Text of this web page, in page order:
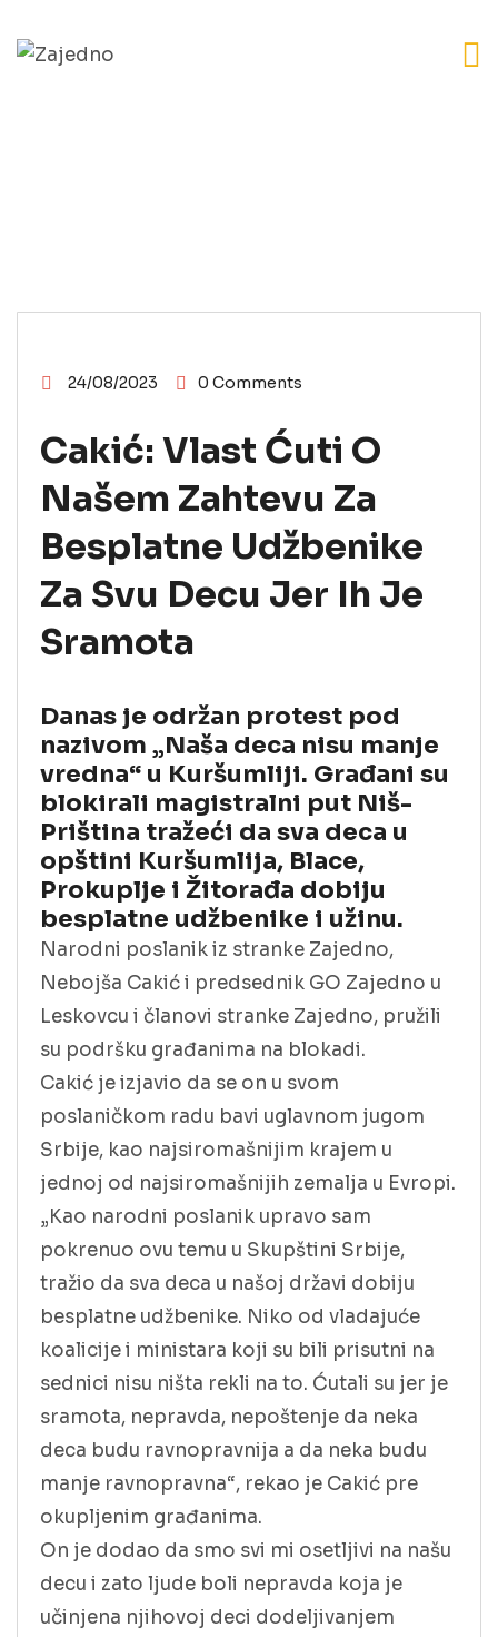
24/08/2023 0 Comments
Cakić: Vlast Ćuti O
Našem Zahtevu Za
Besplatne Udžbenike
Za Svu Decu Jer Ih Je
Sramota
Danas je održan protest pod
nazivom „Naša deca nisu manje
vredna“ u Kuršumliji. Građani su
blokirali magistralni put Niš-
Priština tražeći da sva deca u
opštini Kuršumlija, Blace,
Prokuplje i Žitorađa dobiju
besplatne udžbenike i užinu.
Narodni poslanik iz stranke Zajedno,
Nebojša Cakić i predsednik GO Zajedno u
Leskovcu i članovi stranke Zajedno, pružili
su podršku građanima na blokadi.
Cakić je izjavio da se on u svom
poslaničkom radu bavi uglavnom jugom
Srbije, kao najsiromašnijim krajem u
jednoj od najsiromašnijih zemalja u Evropi.
„Kao narodni poslanik upravo sam
pokrenuo ovu temu u Skupštini Srbije,
tražio da sva deca u našoj državi dobiju
besplatne udžbenike. Niko od vladajuće
koalicije i ministara koji su bili prisutni na
sednici nisu ništa rekli na to. Ćutali su jer je
sramota, nepravda, nepoštenje da neka
deca budu ravnopravnija a da neka budu
manje ravnopravna“, rekao je Cakić pre
okupljenim građanima.
On je dodao da smo svi mi osetljivi na našu
decu i zato ljude boli nepravda koja je
učinjena njihovoj deci dodeljivanjem